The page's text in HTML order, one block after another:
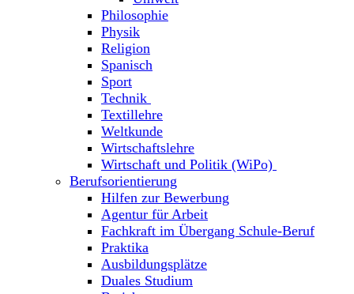
Philosophie
Physik
Religion
Spanisch
Sport
Technik
Textillehre
Weltkunde
Wirtschaftslehre
Wirtschaft und Politik (WiPo)
Berufsorientierung
Hilfen zur Bewerbung
Agentur für Arbeit
Fachkraft im Übergang Schule-Beruf
Praktika
Ausbildungsplätze
Duales Studium